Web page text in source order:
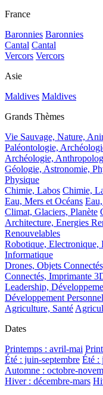
France
Baronnies Baronnies
Cantal Cantal
Vercors Vercors
Asie
Maldives Maldives
Grands Thèmes
Vie Sauvage, Nature,
Paléontologie,
Archéologie,
Géologie, Astronomie,
Physique
Chimie, Labos Chimie,
Eau, Mers et Océans
Climat, Glaciers, Planète
Architecture, Energies
Renouvelables
Robotique, Electronique,
Informatique
Drones, Objets
Connectés, Imprimante
Leadership,
Développement Personnel
Agriculture, Santé
Dates
Printemps : avril-mai
Été : juin-septembre Été :
Automne : octobre-
Hiver : décembre-mars